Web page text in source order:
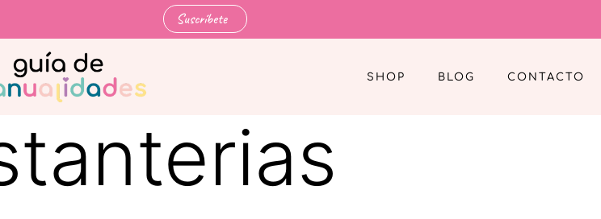
Suscríbete
SHOP BLOG CONTACTO